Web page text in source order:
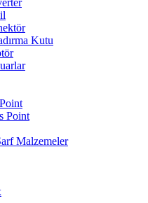
Kutu
Point
Malzemeler